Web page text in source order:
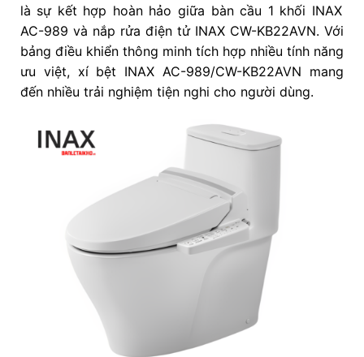
là sự kết hợp hoàn hảo giữa bàn cầu 1 khối INAX
AC-989 và nắp rửa điện tử INAX CW-KB22AVN. Với
bảng điều khiển thông minh tích hợp nhiều tính năng
ưu việt, xí bệt INAX AC-989/CW-KB22AVN mang
đến nhiều trải nghiệm tiện nghi cho người dùng.